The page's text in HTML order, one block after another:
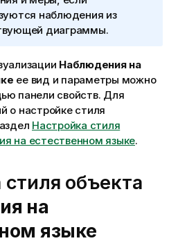
наблюдения из
диаграммы.
Наблюдения на
ее вид и параметры можно
панели свойств. Для
о настройке стиля
Настройка стиля
на естественном языке.
объекта
на
языке